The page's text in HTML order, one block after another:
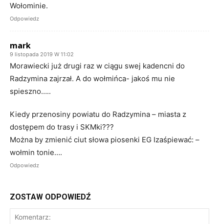
Wołominie.
Odpowiedz
mark
9 listopada 2019 W 11:02
Morawiecki już drugi raz w ciągu swej kadencni do
Radzymina zajrzał. A do wołmińca- jakoś mu nie
spieszno…..
Kiedy przenosiny powiatu do Radzymina – miasta z
dostępem do trasy i SKMki???
Można by zmienić ciut słowa piosenki EG Izaśpiewać: –
wołmin tonie….
Odpowiedz
ZOSTAW ODPOWIEDŹ